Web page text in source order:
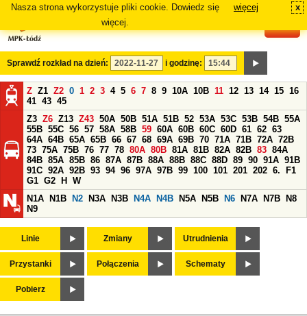
Nasza strona wykorzystuje pliki cookie. Dowiedz się
więcej.
więcej x
Sprawdź rozkład na dzień: i godzinę:
Z Z1 Z2 0 1 2 3 4 5 6 7 8 9 10A 10B 11 12 13 14 15 16
41 43 45
Z3 Z6 Z13 Z43 50A 50B 51A 51B 52 53A 53C 53B 54B 55A
55B 55C 56 57 58A 58B 59 60A 60B 60C 60D 61 62 63
64A 64B 65A 65B 66 67 68 69A 69B 70 71A 71B 72A 72B
73 75A 75B 76 77 78 80A 80B 81A 81B 82A 82B 83 84A
84B 85A 85B 86 87A 87B 88A 88B 88C 88D 89 90 91A 91B
91C 92A 92B 93 94 96 97A 97B 99 100 101 201 202 6.
F1
G1 G2 H
W
N1A
N1B N2 N3A N3B N4A N4B N5A N5B N6 N7A N7B
N8
N9
Linie Zmiany Utrudnienia
Przystanki Połączenia Schematy
Pobierz